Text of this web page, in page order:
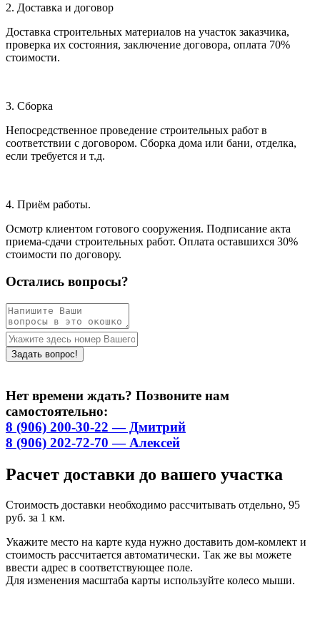
2. Доставка и договор
Доставка строительных материалов на участок заказчика,
проверка их состояния, заключение договора, оплата 70%
стоимости.
3. Сборка
Непосредственное проведение строительных работ в
соответствии с договором. Сборка дома или бани, отделка,
если требуется и т.д.
4. Приём работы.
Осмотр клиентом готового сооружения. Подписание акта
приема-сдачи строительных работ. Оплата оставшихся 30%
стоимости по договору.
Остались вопросы?
Нет времени ждать? Позвоните нам
самостоятельно:
8 (906) 200-30-22 — Дмитрий
8 (906) 202-72-70 — Алексей
Расчет доставки до вашего участка
Стоимость доставки необходимо рассчитывать отдельно, 95
руб. за 1 км.
Укажите место на карте куда нужно доставить дом-комлект и
стоимость рассчитается автоматически. Так же вы можете
ввести адрес в соответствующее поле.
Для изменения масштаба карты используйте колесо мыши.